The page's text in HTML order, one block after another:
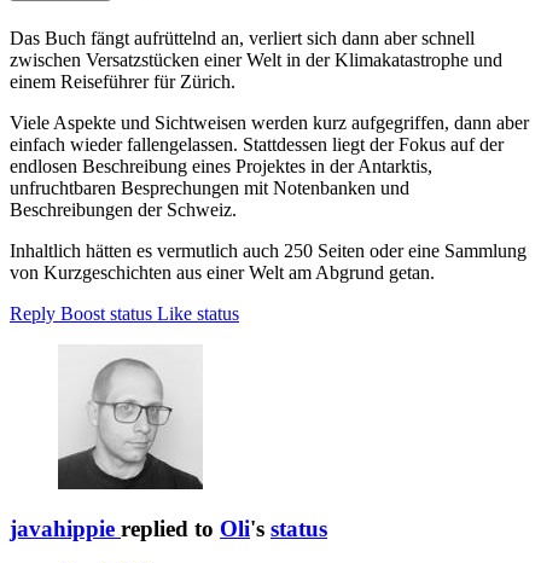
Das Buch fängt aufrüttelnd an, verliert sich dann aber schnell
zwischen Versatzstücken einer Welt in der Klimakatastrophe und
einem Reiseführer für Zürich.
Viele Aspekte und Sichtweisen werden kurz aufgegriffen, dann aber
einfach wieder fallengelassen. Stattdessen liegt der Fokus auf der
endlosen Beschreibung eines Projektes in der Antarktis,
unfruchtbaren Besprechungen mit Notenbanken und
Beschreibungen der Schweiz.
Inhaltlich hätten es vermutlich auch 250 Seiten oder eine Sammlung
von Kurzgeschichten aus einer Welt am Abgrund getan.
Reply Boost status Like status
javahippie replied to Oli's status